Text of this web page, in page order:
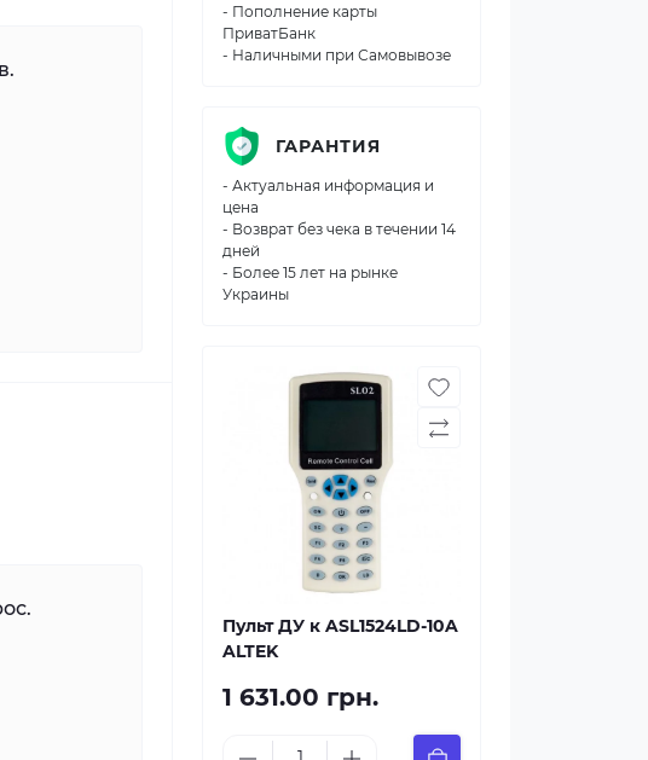
- Пополнение карты
ПриватБанк
- Наличными при Самовывозе
ГАРАНТИЯ
- Актуальная информация и
цена
- Возврат без чека в течении 14
дней
- Более 15 лет на рынке
Украины
Пульт ДУ к ASL1524LD-10A
ALTEK
1 631.00 грн.